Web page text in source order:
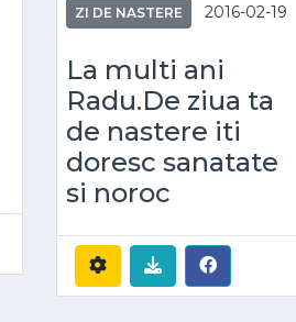
ZI DE NASTERE 2016-02-19
La multi ani
Radu.De ziua ta
de nastere iti
doresc sanatate
si noroc